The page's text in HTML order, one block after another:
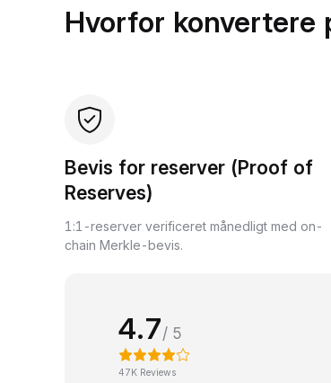
Hvorfor konvertere
Bevis for reserver (Proof of
Reserves)
1:1-reserver verificeret månedligt med on-
chain Merkle-bevis.
4.7/ 5
47K Reviews